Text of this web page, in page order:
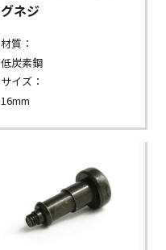
グネジ
材質：
低炭素鋼
サイズ：
16mm